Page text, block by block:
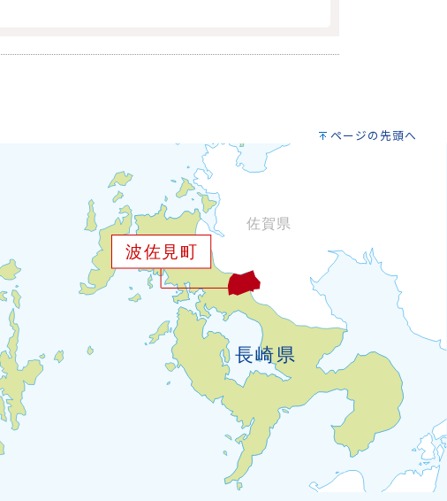
ページの先頭へ